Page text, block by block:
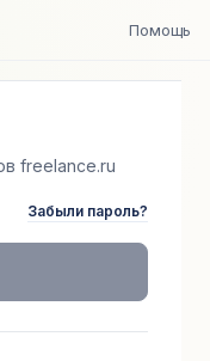
Помощь
freelance.ru
Забыли пароль?